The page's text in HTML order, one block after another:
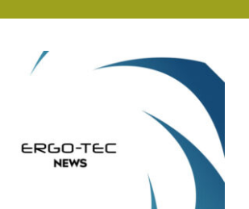
SERVIZI
FORMAZIONE
NEWS
EVENTI NOVITÀ